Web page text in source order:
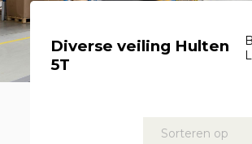
Diverse veiling Hulten
5T
Kavels
Sorteren op